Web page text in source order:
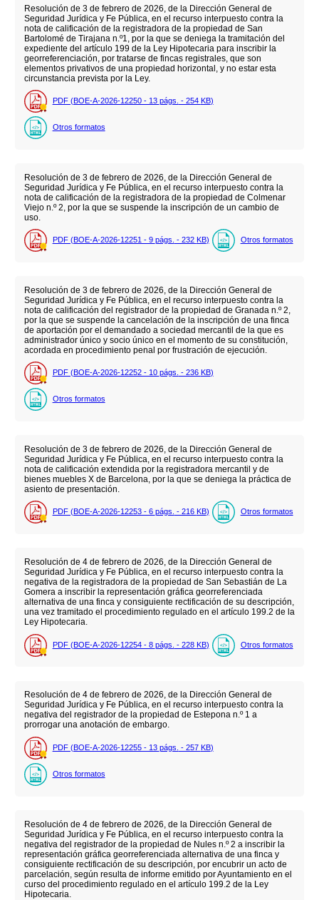
Resolución de 3 de febrero de 2026, de la Dirección General de
Seguridad Jurídica y Fe Pública, en el recurso interpuesto contra la
nota de calificación de la registradora de la propiedad de San
Bartolomé de Tirajana n.º1, por la que se deniega la tramitación del
expediente del artículo 199 de la Ley Hipotecaria para inscribir la
georreferenciación, por tratarse de fincas registrales, que son
elementos privativos de una propiedad horizontal, y no estar esta
circunstancia prevista por la Ley.
PDF (BOE-A-2026-12250 - 13 págs. - 254 KB)
Otros formatos
Resolución de 3 de febrero de 2026, de la Dirección General de
Seguridad Jurídica y Fe Pública, en el recurso interpuesto contra la
nota de calificación de la registradora de la propiedad de Colmenar
Viejo n.º 2, por la que se suspende la inscripción de un cambio de
uso.
PDF (BOE-A-2026-12251 - 9 págs. - 232 KB) Otros formatos
Resolución de 3 de febrero de 2026, de la Dirección General de
Seguridad Jurídica y Fe Pública, en el recurso interpuesto contra la
nota de calificación del registrador de la propiedad de Granada n.º 2,
por la que se suspende la cancelación de la inscripción de una finca
de aportación por el demandado a sociedad mercantil de la que es
administrador único y socio único en el momento de su constitución,
acordada en procedimiento penal por frustración de ejecución.
PDF (BOE-A-2026-12252 - 10 págs. - 236 KB)
Otros formatos
Resolución de 3 de febrero de 2026, de la Dirección General de
Seguridad Jurídica y Fe Pública, en el recurso interpuesto contra la
nota de calificación extendida por la registradora mercantil y de
bienes muebles X de Barcelona, por la que se deniega la práctica de
asiento de presentación.
PDF (BOE-A-2026-12253 - 6 págs. - 216 KB) Otros formatos
Resolución de 4 de febrero de 2026, de la Dirección General de
Seguridad Jurídica y Fe Pública, en el recurso interpuesto contra la
negativa de la registradora de la propiedad de San Sebastián de La
Gomera a inscribir la representación gráfica georreferenciada
alternativa de una finca y consiguiente rectificación de su descripción,
una vez tramitado el procedimiento regulado en el artículo 199.2 de la
Ley Hipotecaria.
PDF (BOE-A-2026-12254 - 8 págs. - 228 KB) Otros formatos
Resolución de 4 de febrero de 2026, de la Dirección General de
Seguridad Jurídica y Fe Pública, en el recurso interpuesto contra la
negativa del registrador de la propiedad de Estepona n.º 1 a
prorrogar una anotación de embargo.
PDF (BOE-A-2026-12255 - 13 págs. - 257 KB)
Otros formatos
Resolución de 4 de febrero de 2026, de la Dirección General de
Seguridad Jurídica y Fe Pública, en el recurso interpuesto contra la
negativa del registrador de la propiedad de Nules n.º 2 a inscribir la
representación gráfica georreferenciada alternativa de una finca y
consiguiente rectificación de su descripción, por encubrir un acto de
parcelación, según resulta de informe emitido por Ayuntamiento en el
curso del procedimiento regulado en el artículo 199.2 de la Ley
Hipotecaria.